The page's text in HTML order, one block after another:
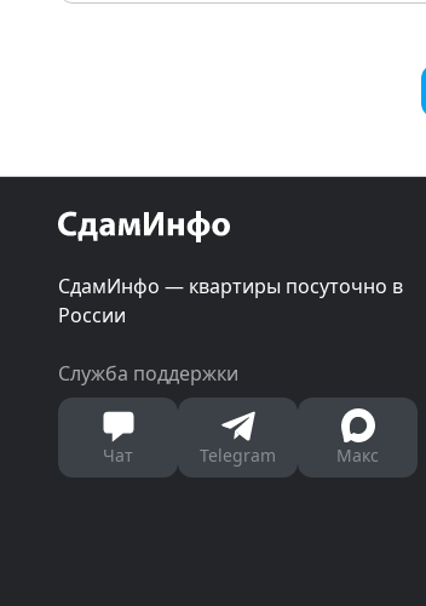
СдамИнфо — квартиры посуточно в
России
Служба поддержки
Чат Telegram Макс